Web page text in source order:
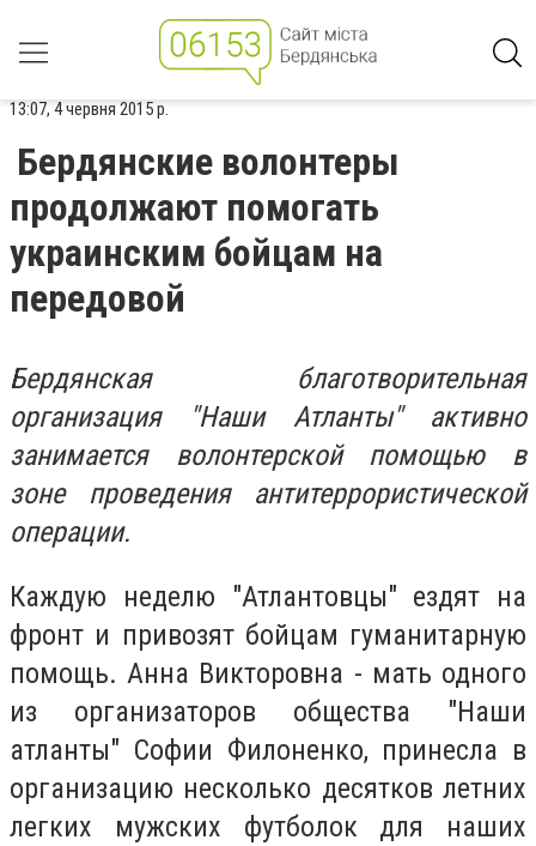
13:07, 4 червня 2015 р.
Бердянские волонтеры
продолжают помогать
украинским бойцам на
передовой
Бердянская благотворительная
организация "Наши Атланты" активно
занимается волонтерской помощью в
зоне проведения антитеррористической
операции.
Каждую неделю "Атлантовцы" ездят на
фронт и привозят бойцам гуманитарную
помощь. Анна Викторовна - мать одного
из организаторов общества "Наши
атланты" Софии Филоненко, принесла в
организацию несколько десятков летних
легких мужских футболок для наших